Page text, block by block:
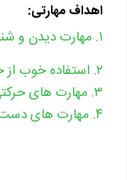
اهداف مهارتی:
۱. مهارت دیدن و شنیدن
۲. استفاده خوب از حواس پنجگانه
۳. مهارت های حرکتی
۴. مهارت های دست ورزی